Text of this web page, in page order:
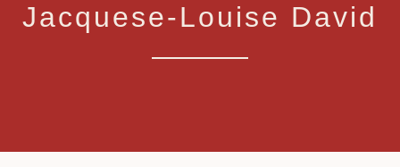
Jacquese-Louise David